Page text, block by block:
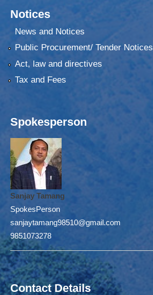
Notices
News and Notices
Public Procurement/ Tender Notices
Act, law and directives
Tax and Fees
Spokesperson
Sanjay Tamang
SpokesPerson
sanjaytamang98510@gmail.com
9851073278
Contact Details